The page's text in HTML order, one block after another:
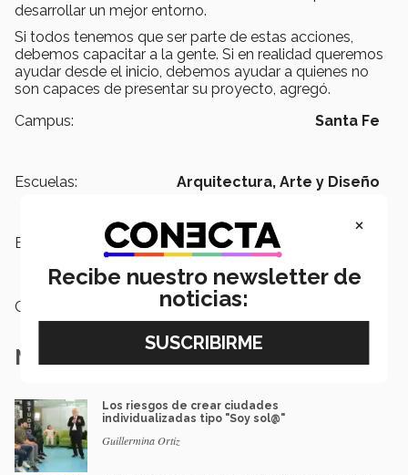
desarrollar un mejor entorno.
Si todos tenemos que ser parte de estas acciones,
debemos capacitar a la gente. Si en realidad queremos
ayudar desde el inicio, debemos ayudar a quienes no
son capaces de presentar su proyecto, agregó.
Campus:
Santa Fe
Escuelas: Arquitectura, Arte y Diseño
Etiquetas: Diseño sostenible,
Comunidades Sostenibles
Categoría:
Notas Relacionadas
Los riesgos de crear ciudades
individualizadas tipo "Soy sol@"
Guillermina Ortiz
×
Recibe nuestro newsletter de
noticias: